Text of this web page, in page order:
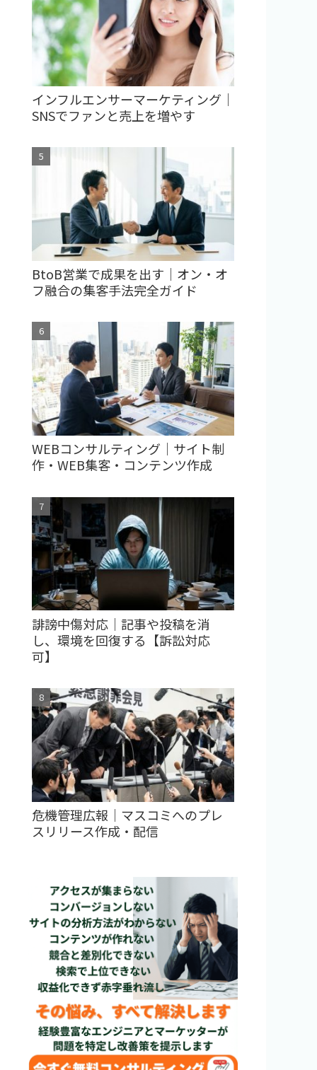
インフルエンサーマーケティング｜
SNSでファンと売上を増やす
BtoB営業で成果を出す｜オン・オ
フ融合の集客手法完全ガイド
WEBコンサルティング｜サイト制
作・WEB集客・コンテンツ作成
誹謗中傷対応｜記事や投稿を消
し、環境を回復する【訴訟対応
可】
危機管理広報｜マスコミへのプレ
スリリース作成・配信